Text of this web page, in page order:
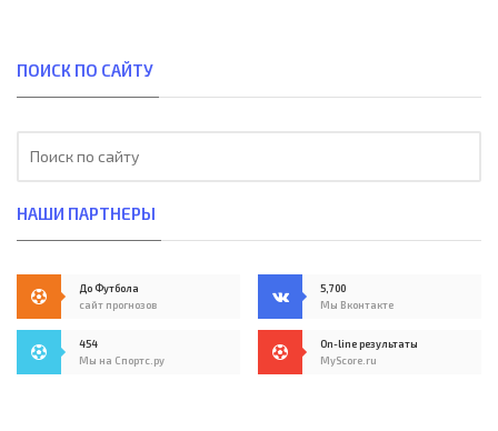
ПОИСК ПО САЙТУ
НАШИ ПАРТНЕРЫ
До Футбола
сайт прогнозов
5,700
Мы Вконтакте
454
Мы на Спортс.ру
On-line результаты
MyScore.ru